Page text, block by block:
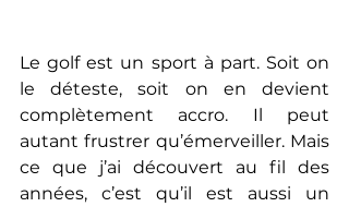
Le golf est un sport à part. Soit on
le déteste, soit on en devient
complètement accro. Il peut
autant frustrer qu’émerveiller. Mais
ce que j’ai découvert au fil des
années, c’est qu’il est aussi un